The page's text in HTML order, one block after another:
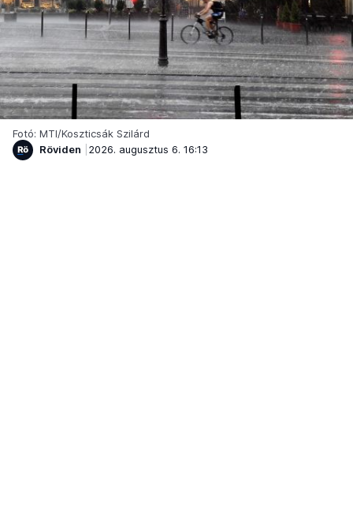
Fotó: MTI/Koszticsák Szilárd
Röviden
2026. augusztus 6. 16:13